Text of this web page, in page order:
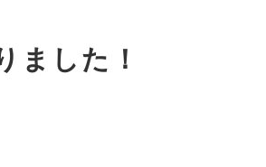
ました！